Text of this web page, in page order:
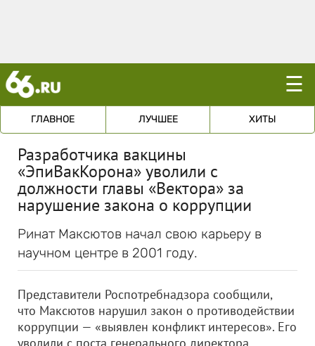
☰
ГЛАВНОЕ ЛУЧШЕЕ ХИТЫ
Разработчика вакцины
«ЭпиВакКорона» уволили с
должности главы «Вектора» за
нарушение закона о коррупции
Ринат Максютов начал свою карьеру в
научном центре в 2001 году.
Представители Роспотребнадзора сообщили,
что Максютов нарушил закон о противодействии
коррупции — «выявлен конфликт интересов». Его